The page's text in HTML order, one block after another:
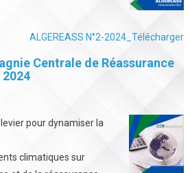
ALGEREASS N°2-2024_Télécharger
Centrale de Réassurance
pour dynamiser la
climatiques sur